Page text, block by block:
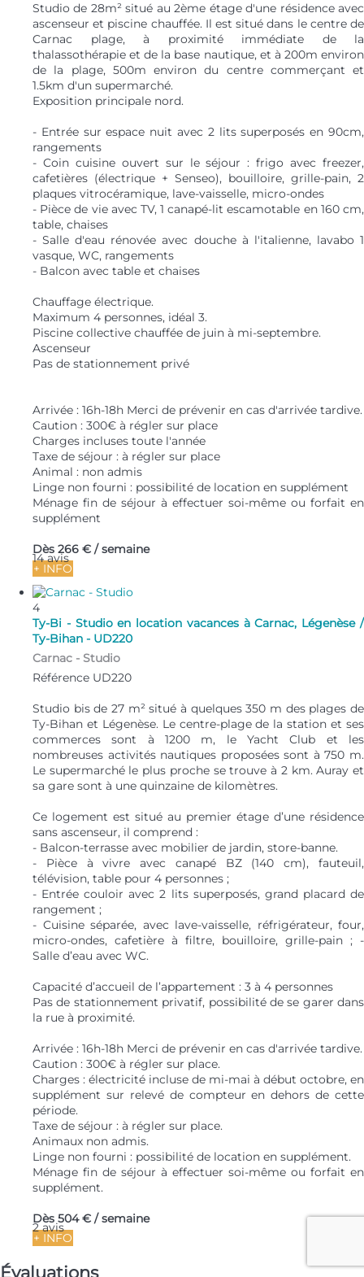
Studio de 28m² situé au 2ème étage d'une résidence avec
ascenseur et piscine chauffée. Il est situé dans le centre de
Carnac plage, à proximité immédiate de la
thalassothérapie et de la base nautique, et à 200m environ
de la plage, 500m environ du centre commerçant et
1.5km d'un supermarché.
Exposition principale nord.
- Entrée sur espace nuit avec 2 lits superposés en 90cm,
rangements
- Coin cuisine ouvert sur le séjour : frigo avec freezer,
cafetières (électrique + Senseo), bouilloire, grille-pain, 2
plaques vitrocéramique, lave-vaisselle, micro-ondes
- Pièce de vie avec TV, 1 canapé-lit escamotable en 160 cm,
table, chaises
- Salle d'eau rénovée avec douche à l'italienne, lavabo 1
vasque, WC, rangements
- Balcon avec table et chaises
Chauffage électrique.
Maximum 4 personnes, idéal 3.
Piscine collective chauffée de juin à mi-septembre.
Ascenseur
Pas de stationnement privé
Arrivée : 16h-18h Merci de prévenir en cas d'arrivée tardive.
Caution : 300€ à régler sur place
Charges incluses toute l'année
Taxe de séjour : à régler sur place
Animal : non admis
Linge non fourni : possibilité de location en supplément
Ménage fin de séjour à effectuer soi-même ou forfait en
supplément
14 avis
Dès 266 € / semaine
+ INFO
4
Ty-Bi - Studio en location vacances à Carnac, Légenèse /
Ty-Bihan - UD220
Carnac - Studio
Référence UD220
Studio bis de 27 m² situé à quelques 350 m des plages de
Ty-Bihan et Légenèse. Le centre-plage de la station et ses
commerces sont à 1200 m, le Yacht Club et les
nombreuses activités nautiques proposées sont à 750 m.
Le supermarché le plus proche se trouve à 2 km. Auray et
sa gare sont à une quinzaine de kilomètres.
Ce logement est situé au premier étage d’une résidence
sans ascenseur, il comprend :
- Balcon-terrasse avec mobilier de jardin, store-banne.
- Pièce à vivre avec canapé BZ (140 cm), fauteuil,
télévision, table pour 4 personnes ;
- Entrée couloir avec 2 lits superposés, grand placard de
rangement ;
- Cuisine séparée, avec lave-vaisselle, réfrigérateur, four,
micro-ondes, cafetière à filtre, bouilloire, grille-pain ; -
Salle d’eau avec WC.
Capacité d’accueil de l’appartement : 3 à 4 personnes
Pas de stationnement privatif, possibilité de se garer dans
la rue à proximité.
Arrivée : 16h-18h Merci de prévenir en cas d'arrivée tardive.
Caution : 300€ à régler sur place.
Charges : électricité incluse de mi-mai à début octobre, en
supplément sur relevé de compteur en dehors de cette
période.
Taxe de séjour : à régler sur place.
Animaux non admis.
Linge non fourni : possibilité de location en supplément.
Ménage fin de séjour à effectuer soi-même ou forfait en
supplément.
2 avis
Dès 504 € / semaine
+ INFO
Évaluations